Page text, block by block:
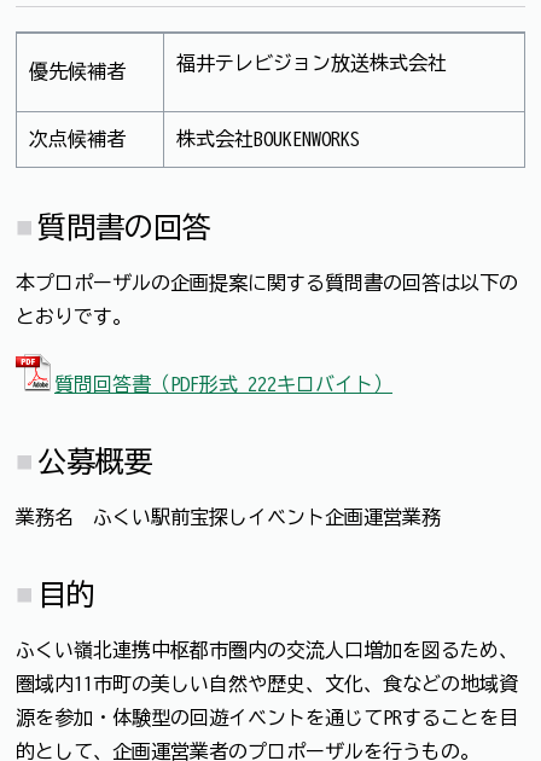
優先候補者 福井テレビジョン放送株式会社
次点候補者 株式会社BOUKENWORKS
質問書の回答
本プロポーザルの企画提案に関する質問書の回答は以下の
とおりです。
質問回答書（PDF形式 222キロバイト）
公募概要
業務名 ふくい駅前宝探しイベント企画運営業務
目的
ふくい嶺北連携中枢都市圏内の交流人口増加を図るため、
圏域内11市町の美しい自然や歴史、文化、食などの地域資
源を参加・体験型の回遊イベントを通じてPRすることを目
的として、企画運営業者のプロポーザルを行うもの。